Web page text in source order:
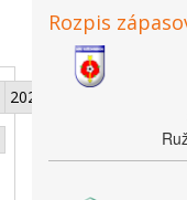
2026
Rozpis